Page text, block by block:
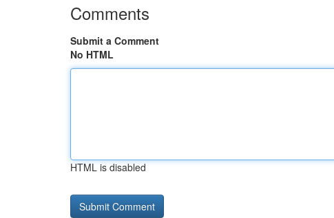
Comments
Submit a Comment
No HTML
HTML is disabled